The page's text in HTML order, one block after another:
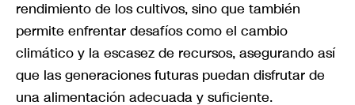
rendimiento de los cultivos, sino que también
permite enfrentar desafíos como el cambio
climático y la escasez de recursos, asegurando así
que las generaciones futuras puedan disfrutar de
una alimentación adecuada y suficiente.